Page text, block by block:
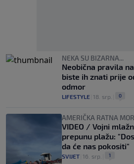
NEKA SU BIZARNA...
Neobična pravila
biste ih znati prije
odmor
LIFESTYLE 18. srp. 0
AMERIČKA RATNA
VIDEO / Vojni
prepunu plažu:
da će nas pokositi"
SVIJET 16. srp. 1